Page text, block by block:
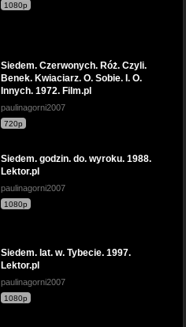
1080p
Siedem. Czerwonych. Róż. Czyli.
Benek. Kwiaciarz. O. Sobie. I. O.
Innych. 1972. Film.pl
paulinagorni2007
720p
Siedem. godzin. do. wyroku. 1988.
Lektor.pl
paulinagorni2007
1080p
Siedem. lat. w. Tybecie. 1997.
Lektor.pl
paulinagorni2007
1080p